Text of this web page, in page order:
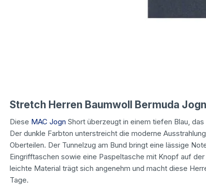
Stretch Herren Baumwoll Bermuda
Diese MAC Jogn Short überzeugt in einem tiefen Blau,
Der dunkle Farbton unterstreicht die moderne
Oberteilen. Der Tunnelzug am Bund bringt eine lässige
Eingrifftaschen sowie eine Paspeltasche mit Knopf auf
leichte Material trägt sich angenehm und macht diese
Tage.